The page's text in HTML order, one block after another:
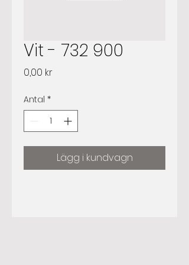
Vit - 732 900
0,00 krPris
Antal *
Lägg i kundvagn